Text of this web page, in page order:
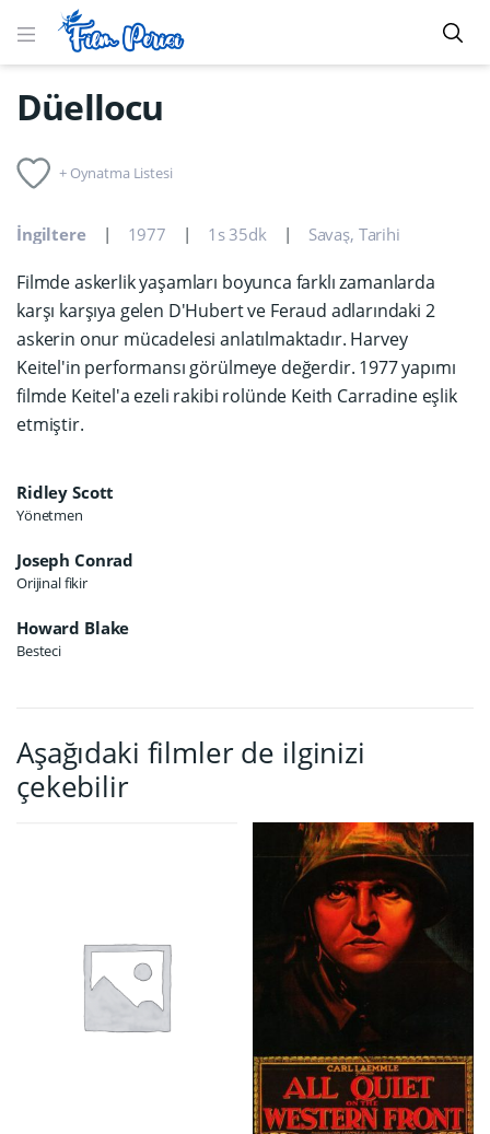
Düellocu
+ Oynatma Listesi
İngiltere 1977 1s 35dk Savaş, Tarihi
Filmde askerlik yaşamları boyunca farklı zamanlarda
karşı karşıya gelen D'Hubert ve Feraud adlarındaki 2
askerin onur mücadelesi anlatılmaktadır. Harvey
Keitel'in performansı görülmeye değerdir. 1977 yapımı
filmde Keitel'a ezeli rakibi rolünde Keith Carradine eşlik
etmiştir.
Ridley Scott
Yönetmen
Joseph Conrad
Orijinal fikir
Howard Blake
Besteci
Aşağıdaki filmler de ilginizi
çekebilir